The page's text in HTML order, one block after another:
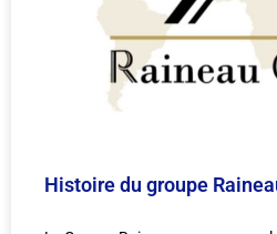
Histoire du groupe